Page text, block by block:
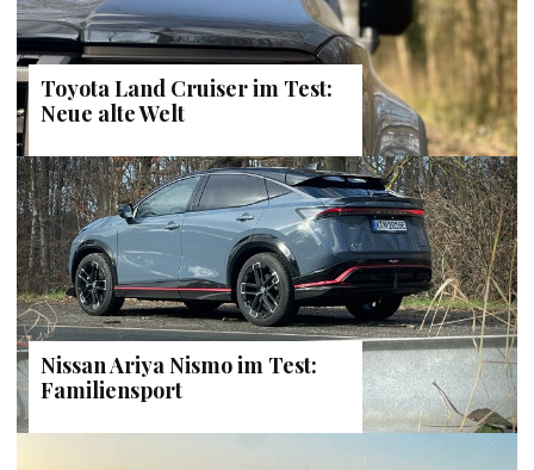
Toyota Land Cruiser im Test:
Neue alte Welt
Nissan Ariya Nismo im Test:
Familiensport